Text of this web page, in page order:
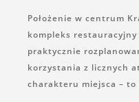
Położenie w centrum
kompleks
praktycznie
korzystania z licznych
charakteru miejsca –